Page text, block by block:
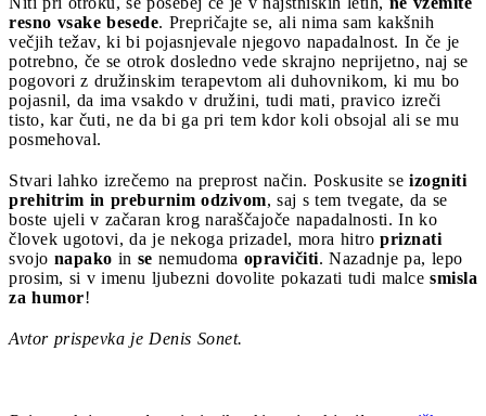
resno vsake besede. Prepričajte se, ali nima sam kakšnih
večjih težav, ki bi pojasnjevale njegovo napadalnost. In če je
potrebno, če se otrok dosledno vede skrajno neprijetno, naj se
pogovori z družinskim terapevtom ali duhovnikom, ki mu bo
pojasnil, da ima vsakdo v družini, tudi mati, pravico izreči
tisto, kar čuti, ne da bi ga pri tem kdor koli obsojal ali se mu
posmehoval.
Stvari lahko izrečemo na preprost način. Poskusite se izogniti
prehitrim in preburnim odzivom, saj s tem tvegate, da se
boste ujeli v začaran krog naraščajoče napadalnosti. In ko
človek ugotovi, da je nekoga prizadel, mora hitro priznati
svojo napako in se nemudoma opravičiti. Nazadnje pa, lepo
prosim, si v imenu ljubezni dovolite pokazati tudi malce smisla
za humor!
Avtor prispevka je Denis Sonet.